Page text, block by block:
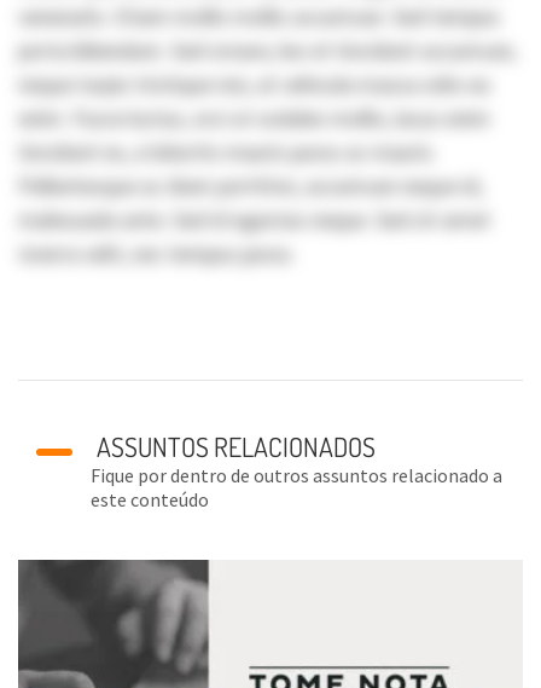
venenatis. Etiam mollis mollis accumsan. Sed tempus
porta bibendum. Sed ornare, leo et tincidunt accumsan,
neque turpis tristique nisi, at vehicula massa odio eu
enim. Fusce luctus, orci ut sodales mollis, lacus enim
tincidunt ex, a lobortis mauris purus ac mauris.
Pellentesque ac diam porttitor, accumsan neque id,
malesuada ante. Sed id egestas neque. Sed sit amet
viverra velit, nec tempus purus.
ASSUNTOS RELACIONADOS
Fique por dentro de outros assuntos relacionado a
este conteúdo